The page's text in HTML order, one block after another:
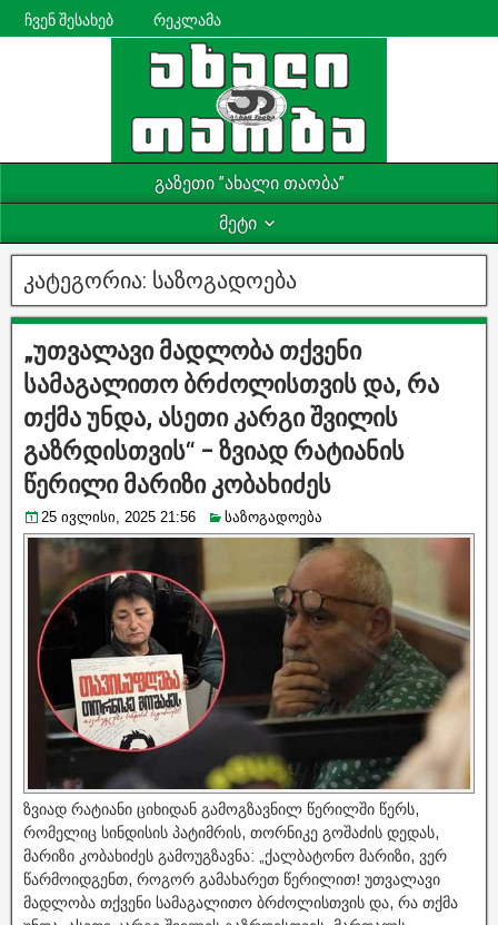
ჩვენ შესახებ რეკლამა
გაზეთი ”ახალი თაობა”
მეტი
კატეგორია: საზოგადოება
„უთვალავი მადლობა თქვენი
სამაგალითო ბრძოლისთვის და, რა
თქმა უნდა, ასეთი კარგი შვილის
გაზრდისთვის“ – ზვიად რატიანის
წერილი მარიზი კობახიძეს
25 ივლისი, 2025 21:56 საზოგადოება
ზვიად რატიანი ციხიდან გამოგზავნილ წერილში წერს,
რომელიც სინდისის პატიმრის, თორნიკე გოშაძის დედას,
მარიზი კობახიძეს გამოუგზავნა: „ქალბატონო მარიზი, ვერ
წარმოიდგენთ, როგორ გამახარეთ წერილით! უთვალავი
მადლობა თქვენი სამაგალითო ბრძოლისთვის და, რა თქმა